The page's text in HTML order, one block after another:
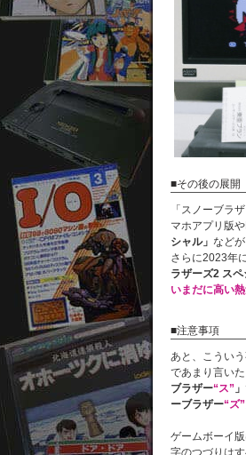
■その後の展開
「スノーブラ
マホアプリ版
シャル」 など
さらに2023年
ラザーズ2 スペ
いまだに高い
■注意事項
あと、こうい
であまり言い
ブラザー“ス” 」
ーブラザー“ズ”
ゲームボーイ
字のつづりは